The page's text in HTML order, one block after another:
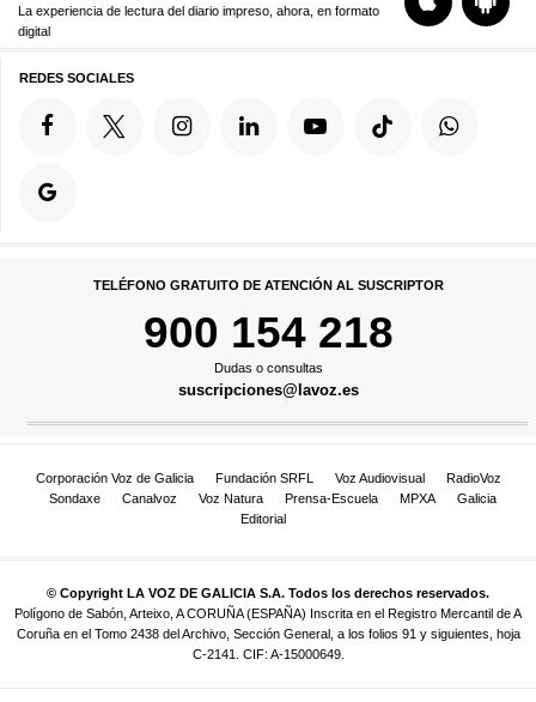
La experiencia de lectura del diario impreso, ahora, en formato
digital
REDES SOCIALES
TELÉFONO GRATUITO DE ATENCIÓN AL SUSCRIPTOR
900 154 218
Dudas o consultas
suscripciones@lavoz.es
Corporación Voz de Galicia Fundación SRFL Voz Audiovisual
RadioVoz
Sondaxe
Canalvoz Voz Natura Prensa-Escuela MPXA
Galicia
Editorial
© Copyright LA VOZ DE GALICIA S.A. Todos los derechos reservados.
Polígono de Sabón, Arteixo, A CORUÑA (ESPAÑA) Inscrita en el Registro Mercantil de A
Coruña en el Tomo 2438 del Archivo, Sección General, a los folios 91 y siguientes, hoja
C-2141. CIF: A-15000649.